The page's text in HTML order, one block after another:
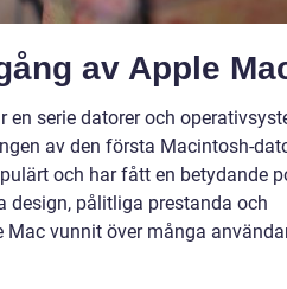
av Apple
serie datorer och
av den första Macintosh-
och har fått en betydande
design, pålitliga prestanda och
vunnit över många